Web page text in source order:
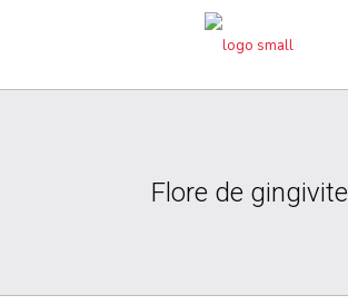
Flore de gingivite